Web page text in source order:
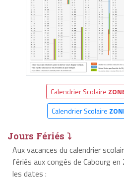
Calendrier Scolaire
Calendrier Scolaire
Jours Fériés ⤵
Aux vacances du calendrier
fériés aux congés de Cabourg
les dates :